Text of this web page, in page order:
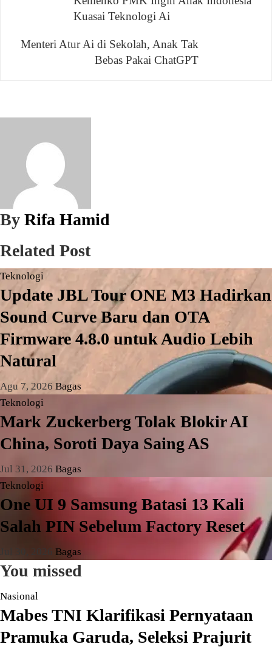
NavigasiKuasai Teknologi Ai
Menteri Atur Ai di Sekolah, Anak Tak
Bebas Pakai ChatGPT
By Rifa Hamid
Related Post
Teknologi
Update JBL Tour ONE M3 Hadirkan
Sound Curve Baru dan OTA
Firmware 4.8.0 untuk Audio Lebih
Natural
Agu 7, 2026 Bagas
Teknologi
Mark Zuckerberg Tolak Blokir AI
China, Soroti Daya Saing AS
Jul 31, 2026 Bagas
Teknologi
One UI 9 Samsung Batasi 13 Kali
Salah PIN Sebelum Factory Reset
Jul 30, 2026 Bagas
You missed
Nasional
Mabes TNI Klarifikasi Pernyataan
Pramuka Garuda, Seleksi Prajurit